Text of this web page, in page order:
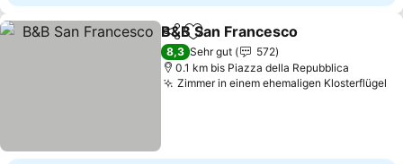
TeilenZu Favoriten hinzufügen
B&B San Francesco
8,3 Sehr gut
572
0.1 km bis Piazza della Repubblica
Zimmer in einem ehemaligen Klosterflügel